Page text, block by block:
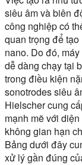
siêu âm và biên
công nghiệp có
quan trọng để
nano. Do đó,
dễ dàng chạy tại
trong điều kiện
sonotrodes siêu
Hielscher cung
mạnh mẽ với
không gian hạn
Bảng dưới đây
xử lý gần đúng